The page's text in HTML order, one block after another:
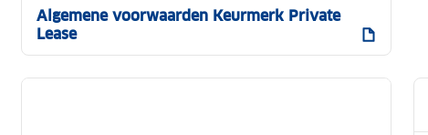
Algemene voorwaarden Keurmerk Private
Lease